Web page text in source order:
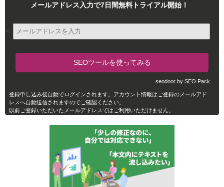
メールアドレス入力で7日間無料トライアル開始！
seodoor by SEO Pack
登録申し込み後自動でログインされます。アカウント情報はご登録のメールアド
レスへ自動送信されますのでご確認ください。
以前ご登録いただいたメールアドレスではご利用いただけません。